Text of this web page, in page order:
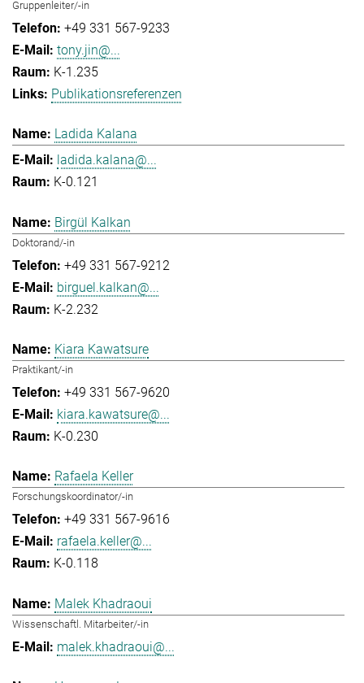
Gruppenleiter/-in
+49 331 567-9233
tony.jin@...
K-1.235
Publikationsreferenzen
Ladida Kalana
ladida.kalana@...
K-0.121
Birgül Kalkan
Doktorand/-in
+49 331 567-9212
birguel.kalkan@...
K-2.232
Kiara Kawatsure
Praktikant/-in
+49 331 567-9620
kiara.kawatsure@...
K-0.230
Rafaela Keller
Forschungskoordinator/-in
+49 331 567-9616
rafaela.keller@...
K-0.118
Malek Khadraoui
Wissenschaftl. Mitarbeiter/-in
malek.khadraoui@...